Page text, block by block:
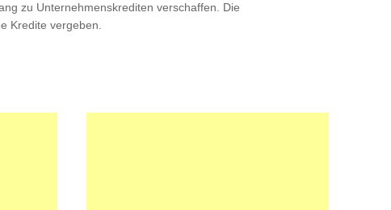
zu Unternehmenskrediten verschaffen. Die
Kredite vergeben.